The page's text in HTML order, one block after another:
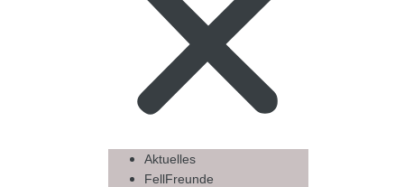
Aktuelles
FellFreunde